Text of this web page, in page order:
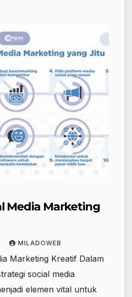
Media Marketing
MILADOWEB
Marketing Kreatif Dalam
social media
elemen vital untuk